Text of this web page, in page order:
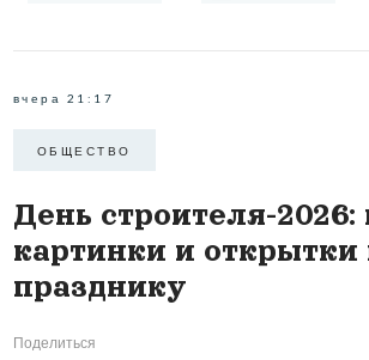
вчера 21:17
ОБЩЕСТВО
День строителя-2026:
картинки и открытки
празднику
Поделиться